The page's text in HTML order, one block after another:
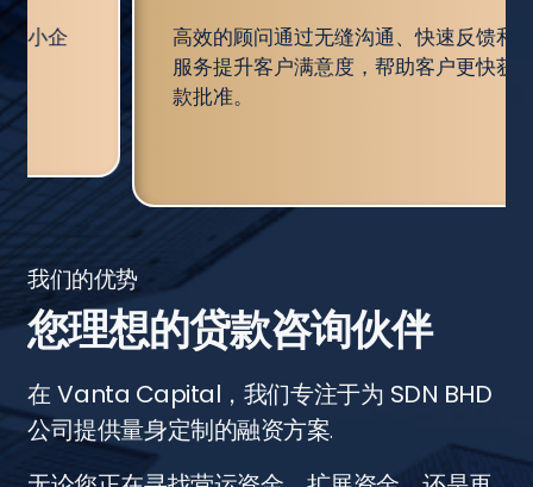
我们的优势
您理想的贷款咨询伙伴
在Vanta Capital ，我们专注于为 SDN BHD
公司提供量身定制的融资方案.
前中小企
高效的顾问通过无缝沟通、快速反
服务提升客户满意度，帮助客户更
款批准。